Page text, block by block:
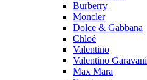
Burberry
Moncler
Dolce & Gabbana
Chloé
Valentino
Valentino Garavani
Max Mara